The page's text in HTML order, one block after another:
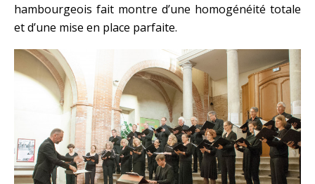
hambourgeois fait montre d’une homogénéité totale
et d’une mise en place parfaite.